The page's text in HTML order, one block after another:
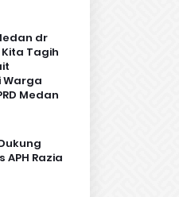
dr
Kita Tagih
Warga
Medan
APH Razia